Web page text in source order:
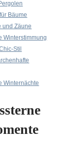
Bäume
und Zäune
Winterstimmung
Stil
Winternächte